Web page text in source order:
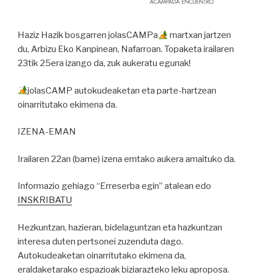
Haziz Hazik bosgarren jolasCAMPa
martxan jartzen
du, Arbizu Eko Kanpinean, Nafarroan. Topaketa irailaren
23tik 25era izango da, zuk aukeratu egunak!
jolasCAMP autokudeaketan eta parte-hartzean
oinarritutako ekimena da.
IZENA-EMAN
Irailaren 22an (barne) izena emtako aukera amaituko da.
Informazio gehiago “Erreserba egin” atalean edo
INSKRIBATU
Hezkuntzan, hazieran, bidelaguntzan eta hazkuntzan
interesa duten pertsonei zuzenduta dago.
Autokudeaketan oinarritutako ekimena da,
eraldaketarako espazioak biziarazteko leku aproposa.